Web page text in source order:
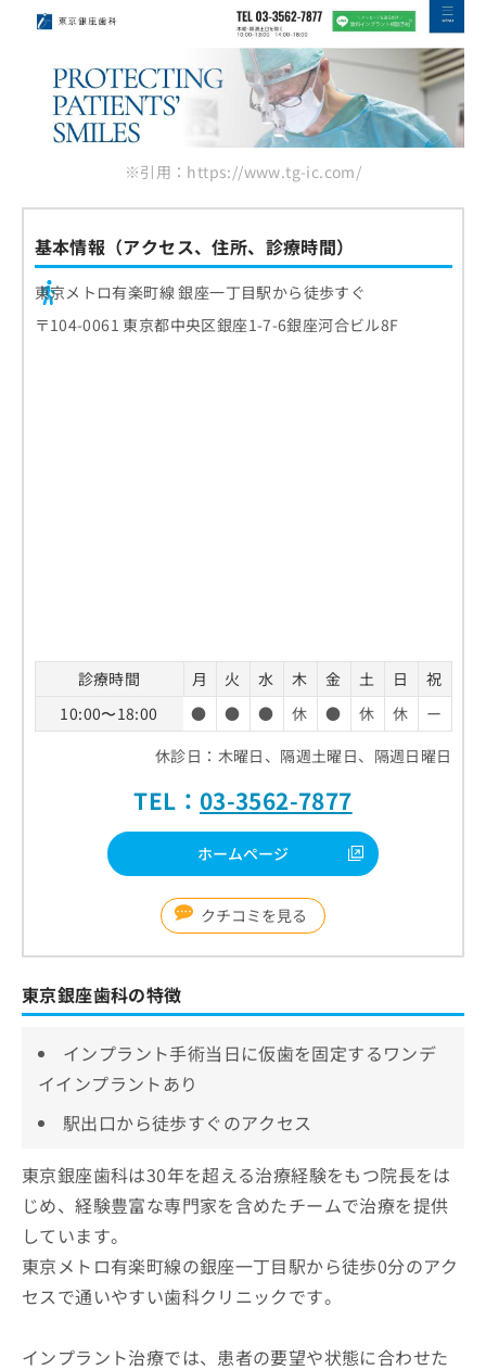
※引用：https://www.tg-ic.com/
基本情報（アクセス、住所、診療時間）
東京メトロ有楽町線 銀座一丁目駅から徒歩すぐ
〒104-0061 東京都中央区銀座1-7-6銀座河合ビル8F
診療時間 月 火 水 木 金 土 日
祝
10:00〜18:00
● ● ● 休 ● 休 休
ー
休診日：木曜日、隔週土曜日、隔週日曜日
TEL： 03-3562-7877
ホームページ
クチコミを見る
東京銀座歯科の特徴
インプラント手術当日に仮歯を固定するワンデ
イインプラントあり
駅出口から徒歩すぐのアクセス
東京銀座歯科は30年を超える治療経験をもつ院長をは
じめ、経験豊富な専門家を含めたチームで治療を提供
しています。
東京メトロ有楽町線の銀座一丁目駅から徒歩0分のアク
セスで通いやすい歯科クリニックです。
インプラント治療では、患者の要望や状態に合わせた